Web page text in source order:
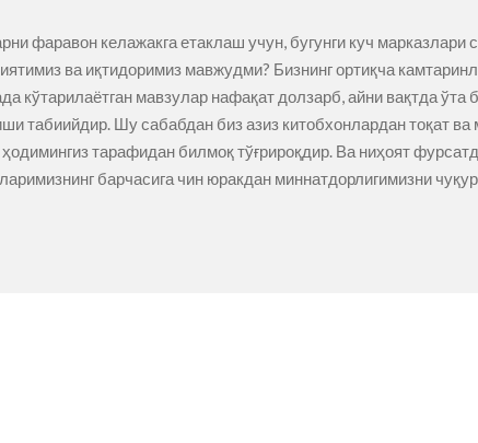
фаравон келажакга етаклаш учун, бугунги куч
ва иқтидоримиз мавжудми? Бизнинг ортиқча
кўтарилаётган мавзулар нафақат долзарб, айни вақтда ўта
табиийдир. Шу сабабдан биз азиз китобхонлардан тоқат
тарафидан билмоқ тўғрироқдир. Ва ниҳоят
барчасига чин юракдан миннатдорлигимизни